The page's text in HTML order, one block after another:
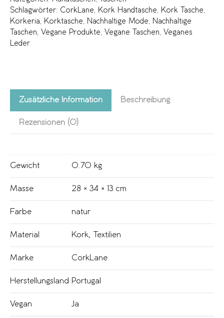
Schlagwörter: CorkLane, Kork Handtasche, Kork Tasche,
Korkeria, Korktasche, Nachhaltige Mode,
Nachhaltige
Taschen, Vegane Produkte, Vegane Taschen, Veganes
Leder
Zusätzliche Information Beschreibung
Rezensionen (0)
Gewicht 0.70 kg
Masse 28 × 34 × 13 cm
Farbe natur
Material Kork, Textilien
Marke CorkLane
Herstellungsland Portugal
Vegan Ja